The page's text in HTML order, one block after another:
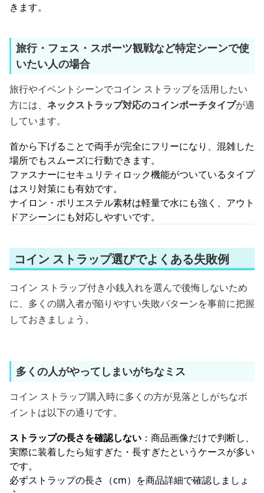
きます。
旅行・フェス・スポーツ観戦など特定シーンで使
いたい人の場合
旅行やイベントシーンでコイン ストラップを活用したい
方には、 ネックストラップ対応のコインポーチタイプが適
しています。
首から下げることで両手が完全にフリーになり、混雑した
場所でもスムーズに行動できます。
ファスナーにセキュリティロック機能がついているタイプ
はスリ対策にも有効です。
ナイロン・ポリエステル素材は軽量で水にも強く、アウト
ドアシーンにも対応しやすいです。
コイン ストラップ選びでよくある失敗例
コイン ストラップ付き小銭入れを選んで後悔しないため
に、多くの購入者が陥りやすい失敗パターンを事前に把握
しておきましょう。
多くの人がやってしまいがちなミス
コイン ストラップ購入時に多くの方が見落としがちなポ
イントは以下の通りです。
ストラップの長さを確認しない ：商品画像だけで判断し、
実際に装着したら短すぎた・長すぎたというケースが多い
です。
必ずストラップの長さ（cm）を商品詳細で確認しましょ